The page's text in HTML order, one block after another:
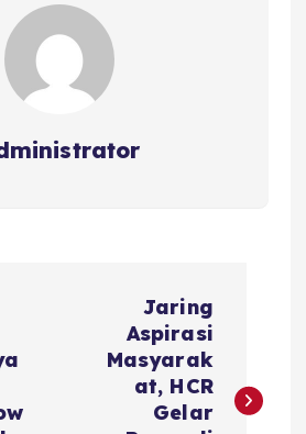
Jaring
Aspirasi
Masyarak
at, HCR
Gelar